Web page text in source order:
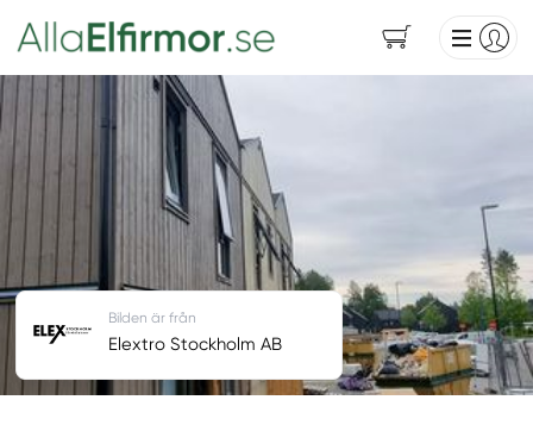
Bilden är från
Elextro Stockholm AB